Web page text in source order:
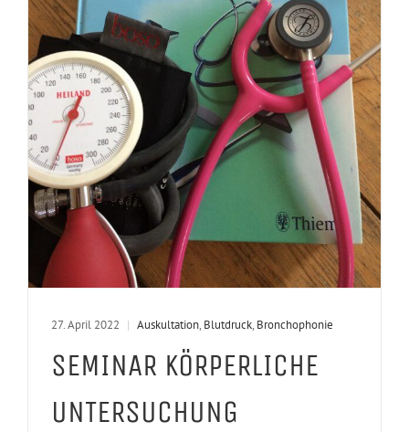
27. April 2022 | Auskultation, Blutdruck, Bronchophonie
SEMINAR KÖRPERLICHE
UNTERSUCHUNG